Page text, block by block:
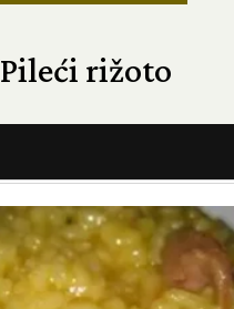
Pileći rižoto